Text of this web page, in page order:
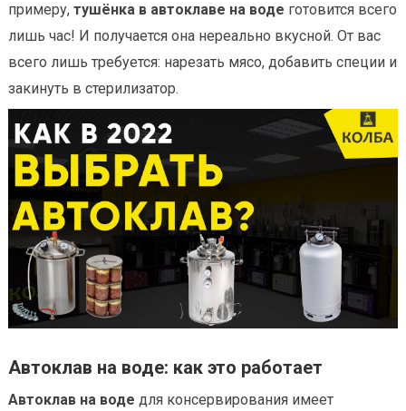
примеру, тушёнка в автоклаве на воде готовится всего
лишь час! И получается она нереально вкусной. От вас
всего лишь требуется: нарезать мясо, добавить специи и
закинуть в стерилизатор.
Автоклав на воде: как это работает
Автоклав на воде для консервирования имеет